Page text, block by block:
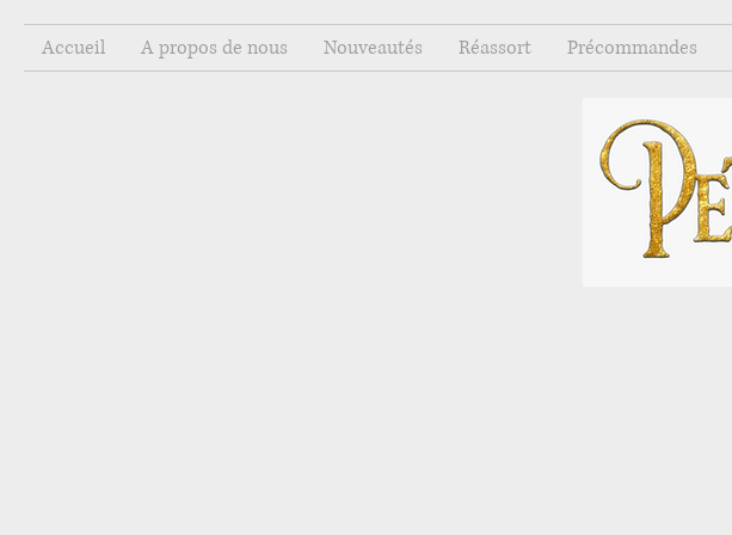
Accueil A propos de nous Nouveautés Réassort Précommandes